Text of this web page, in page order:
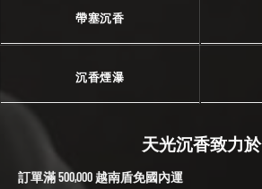
帶塞沉香
沉香煙瀑
天光沉香致力於
訂單滿 500,000 越南盾免國內運